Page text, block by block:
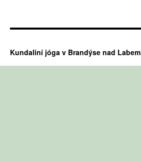
Kundaliní jóga v Brandýse nad Labem